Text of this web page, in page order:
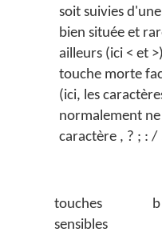
soit suivies
bien située et
ailleurs (ici < et
touche morte
(ici, les
normalement
caractère , ? ; : /
touches
sensibles
b